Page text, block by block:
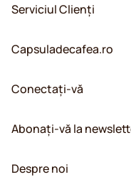
Serviciul Clienți
Capsuladecafea.ro
Conectați-vă
Abonați-vă la
Despre noi